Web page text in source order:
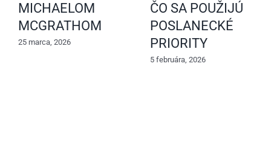
MICHAELOM
MCGRATHOM
25 marca, 2026
ČO SA POUŽIJÚ
POSLANECKÉ
PRIORITY
5 februára, 2026